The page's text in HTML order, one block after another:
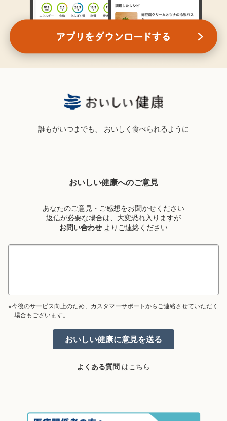
誰もがいつまでも、 おいしく食べられるように
おいしい健康へのご意見
あなたのご意見・ご感想をお聞かせください
返信が必要な場合は、大変恐れ入りますが
お問い合わせ よりご連絡ください
※今後のサービス向上のため、カスタマーサポートからご連絡させていただく
場合もございます。
よくある質問 はこちら